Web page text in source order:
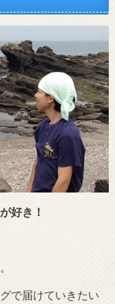
好き！
で届けていきたい